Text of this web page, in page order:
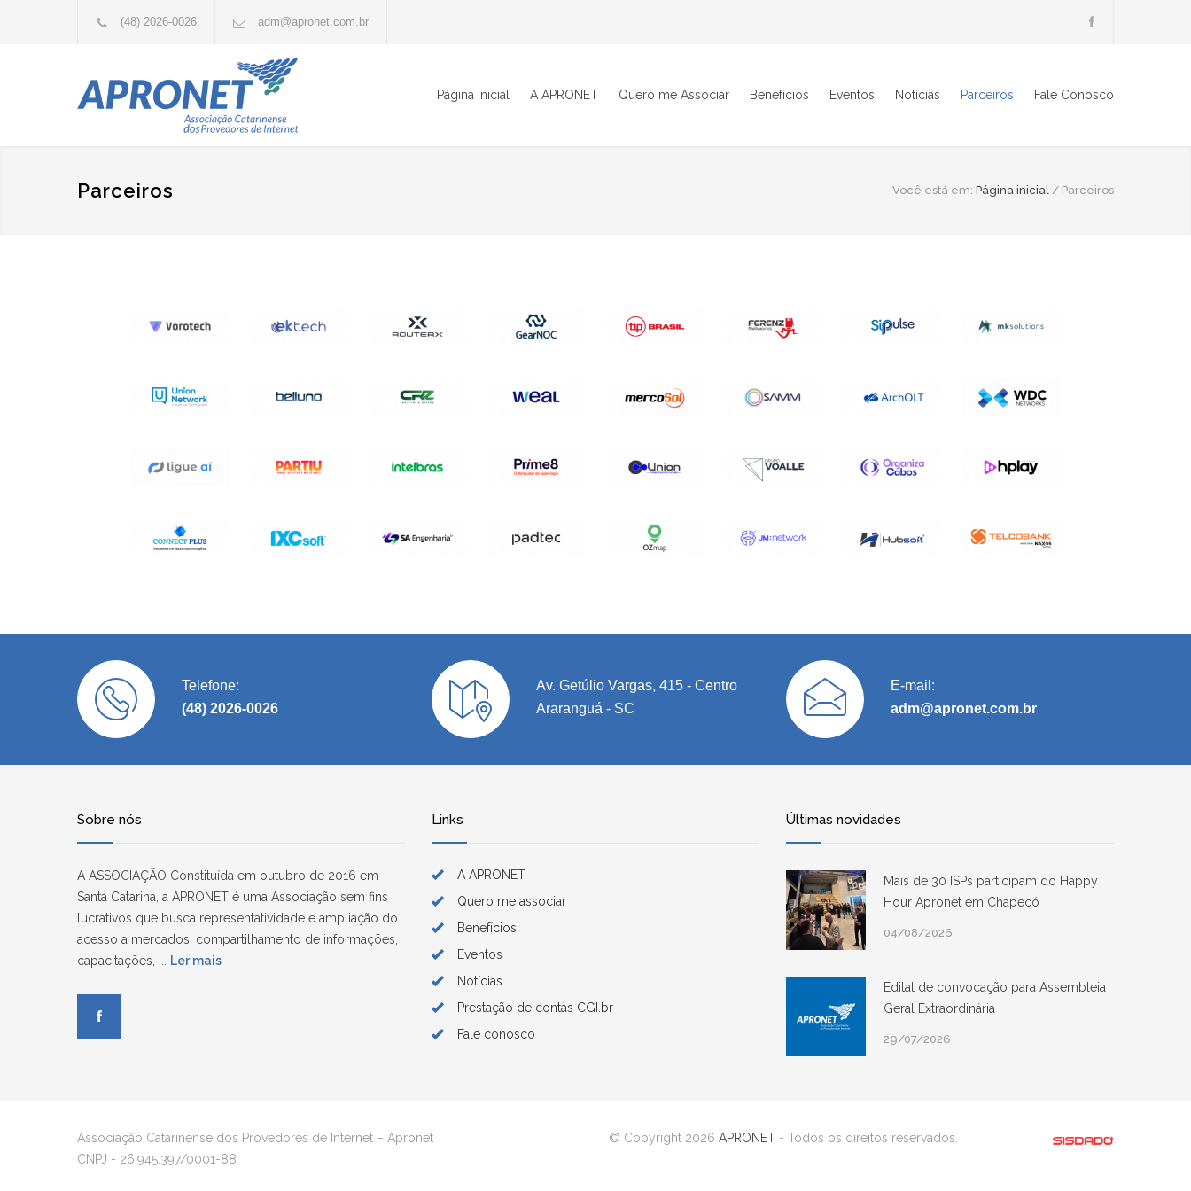
(48) 2026-0026 adm@apronet.com.br
Página inicial A APRONET Quero me Associar Benefícios Eventos Notícias Parceiros Fale Conosco
Parceiros Você está em: Página inicial / Parceiros
Telefone:
(48) 2026-0026
Av. Getúlio Vargas, 415 - Centro
Araranguá - SC
E-mail:
adm@apronet.com.br
Sobre nós
A ASSOCIAÇÃO Constituída em outubro de 2016 em
Santa Catarina, a APRONET é uma Associação sem fins
lucrativos que busca representatividade e ampliação do
acesso a mercados, compartilhamento de informações,
capacitações, ... Ler mais
Links
A APRONET
Quero me associar
Benefícios
Eventos
Notícias
Prestação de contas CGI.br
Fale conosco
Últimas novidades
Mais de 30 ISPs participam do Happy
Hour Apronet em Chapecó
04/08/2026
Edital de convocação para Assembleia
Geral Extraordinária
29/07/2026
Associação Catarinense dos Provedores de Internet – Apronet
CNPJ - 26.945.397/0001-88
© Copyright 2026 APRONET - Todos os direitos reservados.